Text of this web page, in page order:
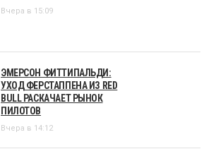
Вчера в 15:09
ЭМЕРСОН ФИТТИПАЛЬДИ:
УХОД ФЕРСТАППЕНА ИЗ RED
BULL РАСКАЧАЕТ РЫНОК
ПИЛОТОВ
Вчера в 14:12